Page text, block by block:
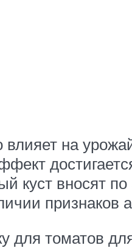
на
куст вносят
признаков
для томатов